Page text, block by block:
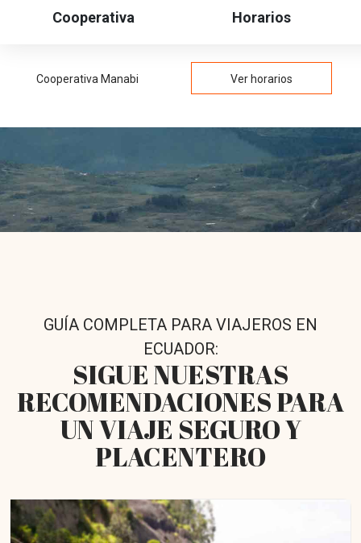
Cooperativa Horarios
Cooperativa Manabi Ver horarios
GUÍA COMPLETA PARA VIAJEROS EN
ECUADOR:
SIGUE NUESTRAS
RECOMENDACIONES PARA
UN VIAJE SEGURO Y
PLACENTERO